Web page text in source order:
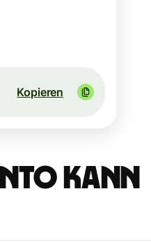
Kopieren
kann